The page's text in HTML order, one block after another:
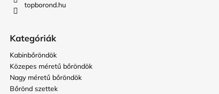
topborond.hu
Kategóriák
Kabinbőröndök
Közepes méretű bőröndök
Nagy méretű bőröndök
Bőrönd szettek